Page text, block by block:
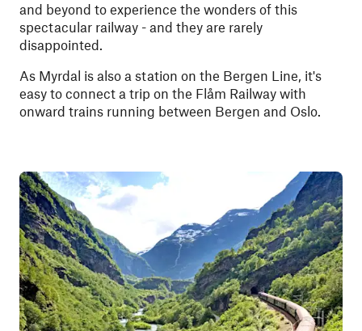
and beyond to experience the wonders of this
spectacular railway - and they are rarely
disappointed.
As Myrdal is also a station on the Bergen Line, it's
easy to connect a trip on the Flåm Railway with
onward trains running between Bergen and Oslo.